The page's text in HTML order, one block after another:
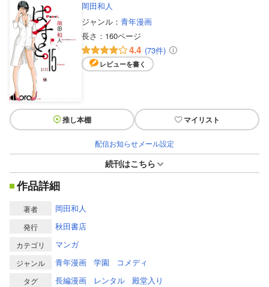
岡田和人
ジャンル： 青年漫画
長さ： 160ページ
4.4 (73件)
レビューを書く
推し本棚 マイリスト
配信お知らせメール設定
続刊はこちら
作品詳細
著者 岡田和人
発行 秋田書店
カテゴリ マンガ
ジャンル 青年漫画 学園 コメディ
タグ 長編漫画 レンタル 殿堂入り